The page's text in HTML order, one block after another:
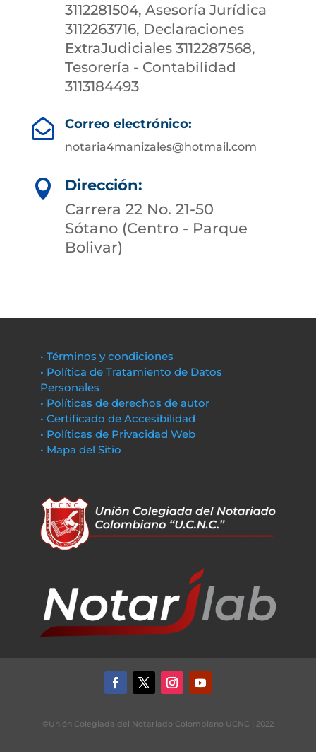
3112281504, Asesoría Jurídica
3112263716, Declaraciones
ExtraJudiciales 3112287568,
Tesorería - Contabilidad
3113184493
 Correo electrónico:
notaria4manizales@hotmail.com

Dirección:
Carrera 22 No. 21-50
Sótano (Centro - Parque
Bolivar)
• Términos y condiciones
• Política de Tratamiento de Datos
Personales
• Políticas de derechos de autor
• Certificado de Accesibilidad
• Políticas de Privacidad Web
• Mapa del Sitio
©Unión Colegiada del Notariado Colombiano UCNC | 2022